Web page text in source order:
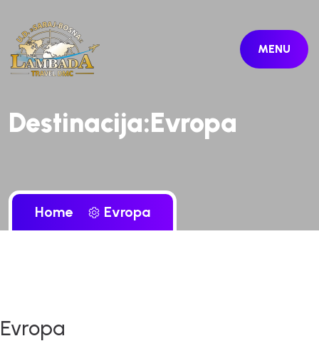
MENU
Destinacija:Evropa
Home Evropa
Evropa